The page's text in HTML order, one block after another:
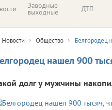
Заводные
выходные ДТП
Новости Общество Белгородец
нашел 900
долг у мужчины